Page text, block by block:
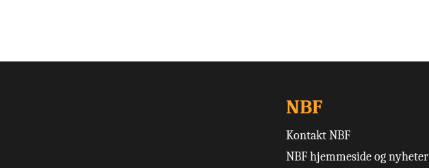
NBF
Kontakt NBF
NBF hjemmeside og nyheter